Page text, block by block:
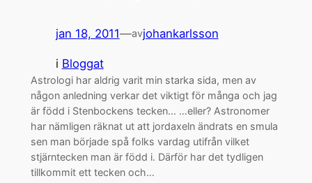
jan 18, 2011—avjohankarlsson
i Bloggat
Astrologi har aldrig varit min starka sida, men av
någon anledning verkar det viktigt för många och jag
är född i Stenbockens tecken… …eller? Astronomer
har nämligen räknat ut att jordaxeln ändrats en smula
sen man började spå folks vardag utifrån vilket
stjärntecken man är född i. Därför har det tydligen
tillkommit ett tecken och…